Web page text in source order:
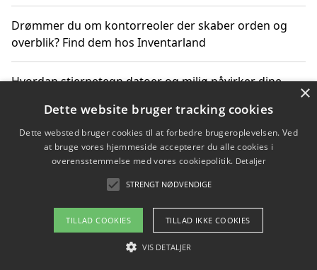
Drømmer du om kontorreoler der skaber orden og
overblik? Find dem hos Inventarland
Hvordan stjernetegn datoer og miljø påvirker dine
Bæredygtige gadgets til en grønnere hverdag
Om / kontakt
Blog Betingelser
×
Dette website bruger tracking cookies
Dette websted bruger cookies til at forbedre brugeroplevelsen. Ved
at bruge vores hjemmeside accepterer du alle cookies i
overensstemmelse med vores cookiepolitik. Detaljer
STRENGT NØDVENDIGE
TILLAD COOKIES TILLAD IKKE COOKIES
VIS DETALJER